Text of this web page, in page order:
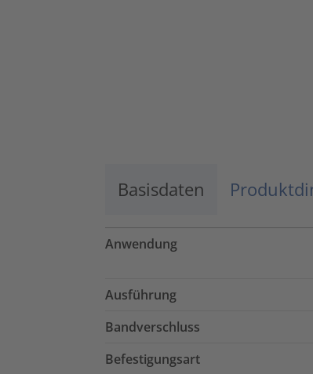
Basisdaten
Anwendung
Ausführung
Bandverschluss
Befestigungsart